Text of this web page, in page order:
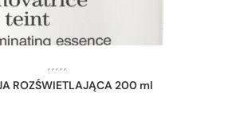
,,,,,
ROZŚWIETLAJĄCA 200 ml